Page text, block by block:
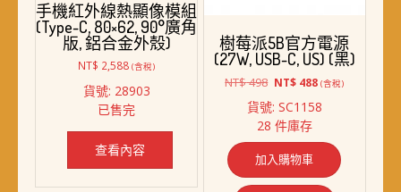
手機紅外線熱顯像模組
(Type-C, 80×62, 90°廣角
版, 鋁合金外殼)
NT$ 2,588 (含稅)
貨號: 28903
已售完
查看內容
樹莓派5B官方電源
(27W, USB-C, US) (黑)
NT$498 原
價
格：
NT$ 498。
NT$ 488目
價
NT$ 488。
(含稅)
貨號: SC1158
28 件庫存
加入購物車